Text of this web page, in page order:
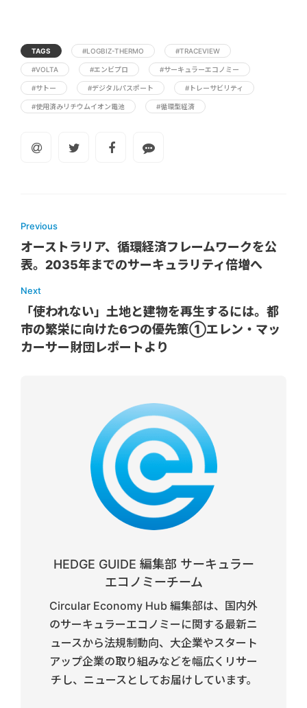
TAGS #LOGBIZ-THERMO #TRACEVIEW
#VOLTA #エンビプロ #サーキュラーエコノミー
#サトー #デジタルパスポート #トレーサビリティ
#使用済みリチウムイオン電池 #循環型経済
Previous
オーストラリア、循環経済フレームワークを公
表。2035年までのサーキュラリティ倍増へ
Next
「使われない」土地と建物を再生するには。都
市の繁栄に向けた6つの優先策①エレン・マッ
カーサー財団レポートより
HEDGE GUIDE 編集部 サーキュラー
エコノミーチーム
Circular Economy Hub 編集部は、国内外
のサーキュラーエコノミーに関する最新ニ
ュースから法規制動向、大企業やスタート
アップ企業の取り組みなどを幅広くリサー
チし、ニュースとしてお届けしています。